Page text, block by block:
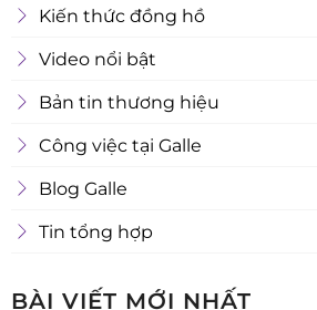
Kiến thức đồng hồ
Video nổi bật
Bản tin thương hiệu
Công việc tại Galle
Blog Galle
Tin tổng hợp
BÀI VIẾT MỚI NHẤT